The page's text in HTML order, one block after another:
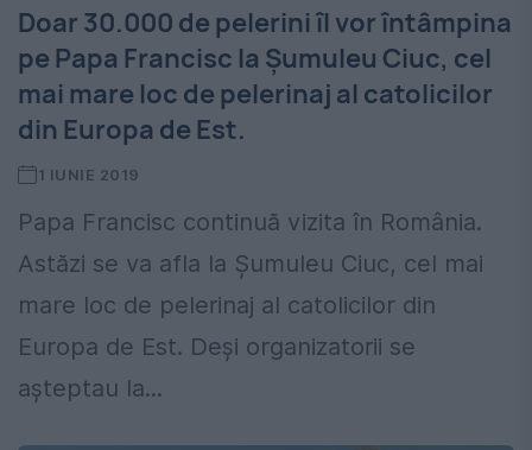
Doar 30.000 de pelerini îl vor întâmpina
pe Papa Francisc la Șumuleu Ciuc, cel
mai mare loc de pelerinaj al catolicilor
din Europa de Est.
1 IUNIE 2019
Papa Francisc continuă vizita în România.
Astăzi se va afla la Șumuleu Ciuc, cel mai
mare loc de pelerinaj al catolicilor din
Europa de Est. Deși organizatorii se
așteptau la...